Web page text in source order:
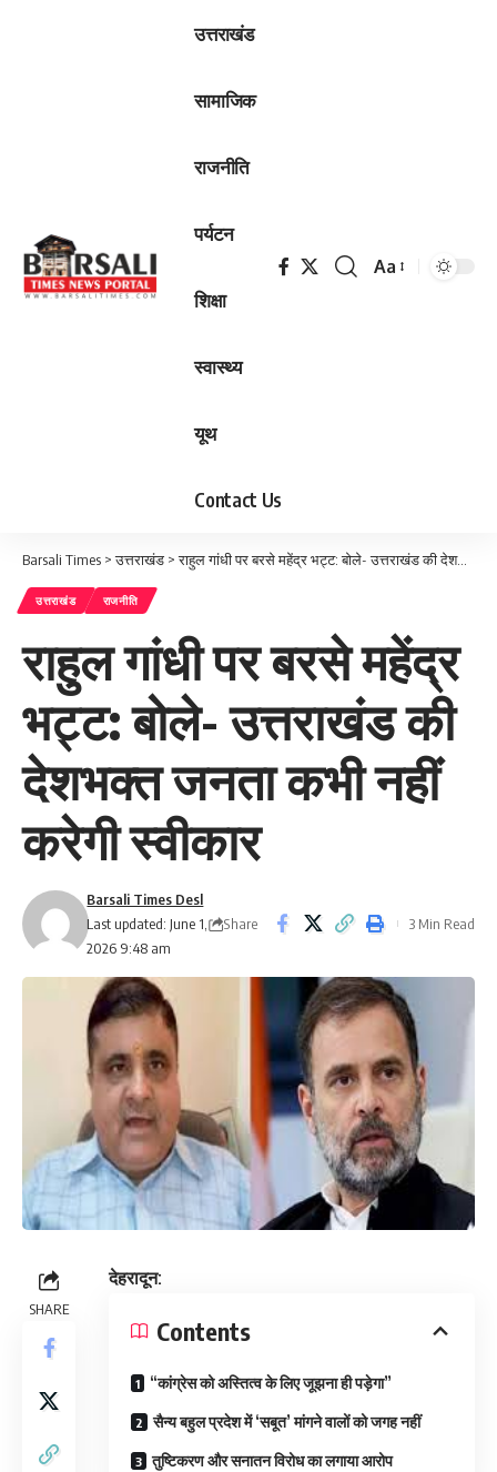
उत्तराखंड
सामाजिक
राजनीति
पर्यटन
शिक्षा
स्वास्थ्य
यूथ
Contact Us
Font
Aa
Barsali Times >उत्तराखंड >राहुल गांधी पर बरसे महेंद्र भट्ट: बोले- उत्तराखंड की देशभक्त जनता कभी नहीं करेगी स्वीकार
उत्तराखंड राजनीति
राहुल गांधी पर बरसे महेंद्र
भट्ट: बोले- उत्तराखंड की
देशभक्त जनता कभी नहीं
करेगी स्वीकार
Last updated: June 1,
2026 9:48 am
Barsali Times Desl
Share
3 Min Read
SHARE
देहरादून:
Contents
“कांग्रेस को अस्तित्व के लिए जूझना ही पड़ेगा”
सैन्य बहुल प्रदेश में ‘सबूत’ मांगने वालों को जगह नहीं
तुष्टिकरण और सनातन विरोध का लगाया आरोप